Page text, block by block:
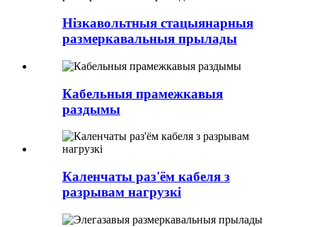
Нізкавольтныя стацыянарныя
размеркавальныя прылады
Кабельныя прамежкавыя
раздымы
Каленчаты раз'ём кабеля з
разрывам нагрузкі